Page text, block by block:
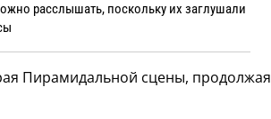
расслышать, поскольку их заглушали
Пирамидальной сцены, продолжая